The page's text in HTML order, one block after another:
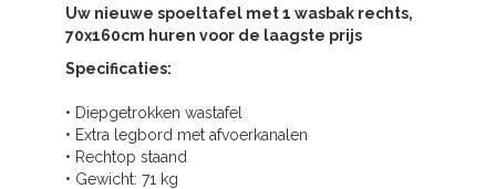
Uw nieuwe spoeltafel met 1 wasbak rechts,
70x160cm huren voor de laagste prijs
Specificaties:
• Diepgetrokken wastafel
• Extra legbord met afvoerkanalen
• Rechtop staand
• Gewicht: 71 kg